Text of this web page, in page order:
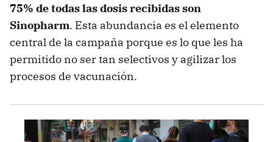
75% de todas las dosis recibidas son
Sinopharm. Esta abundancia es el elemento
central de la campaña porque es lo que les ha
permitido no ser tan selectivos y agilizar los
procesos de vacunación.